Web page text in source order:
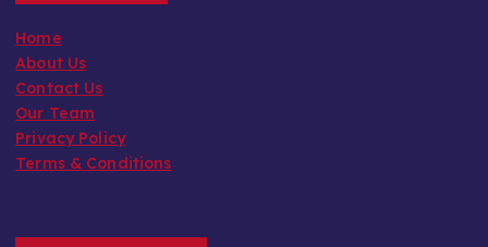
Home
About Us
Contact Us
Our Team
Privacy Policy
Terms & Conditions